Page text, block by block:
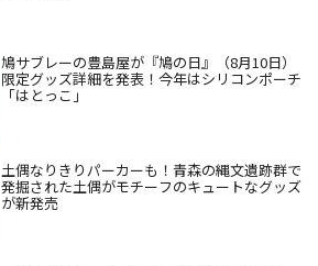
鳩サブレーの豊島屋が『鳩の日』（8月10日）
限定グッズ詳細を発表！今年はシリコンポーチ
「はとっこ」
土偶なりきりパーカーも！青森の縄文遺跡群で
発掘された土偶がモチーフのキュートなグッズ
が新発売